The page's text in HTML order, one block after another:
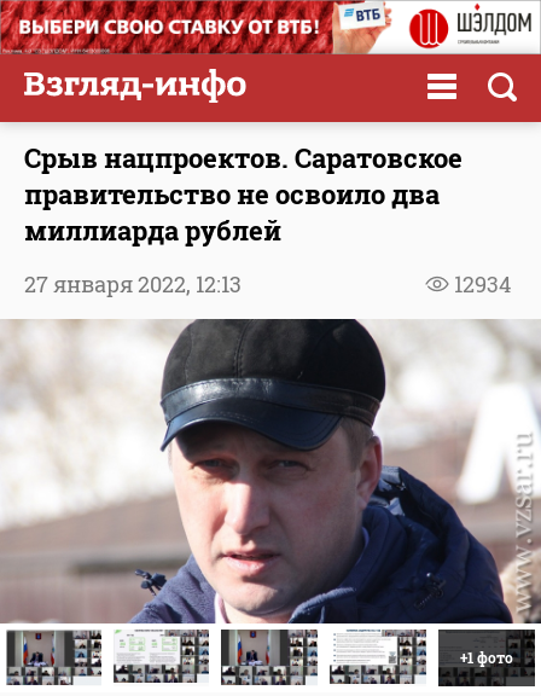
Срыв нацпроектов. Саратовское
правительство не освоило два
миллиарда рублей
12934
27 января 2022, 12:13
+1 фото